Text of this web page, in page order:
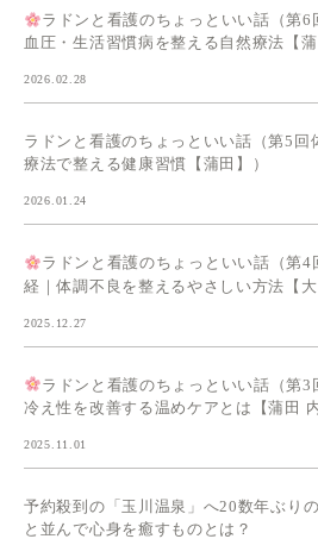
ラドンと看護のちょっといい話（第6
血圧・生活習慣病を整える自然療法【蒲
2026.02.28
ラドンと看護のちょっといい話（第5回
療法で整える健康習慣【蒲田】）
2026.01.24
ラドンと看護のちょっといい話（第
経｜体調不良を整えるやさしい方法【大
2025.12.27
ラドンと看護のちょっといい話（第3
冷え性を改善する温めケアとは【蒲田 内
2025.11.01
予約殺到の「玉川温泉」へ20数年ぶり
と並んで心身を癒すものとは？